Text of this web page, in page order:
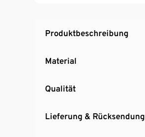
Produktbeschreibung
Material
Qualität
Lieferung & Rücksendung